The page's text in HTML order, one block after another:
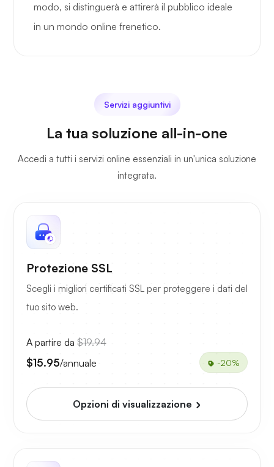
modo, si distinguerà e attirerà il pubblico ideale
in un mondo online frenetico.
Servizi aggiuntivi
La tua soluzione all-in-one
Accedi a tutti i servizi online essenziali in un'unica soluzione
integrata.
Protezione SSL
Scegli i migliori certificati SSL per proteggere i dati del
tuo sito web.
A partire da $19.94
$15.95/annuale -20%
Opzioni di visualizzazione